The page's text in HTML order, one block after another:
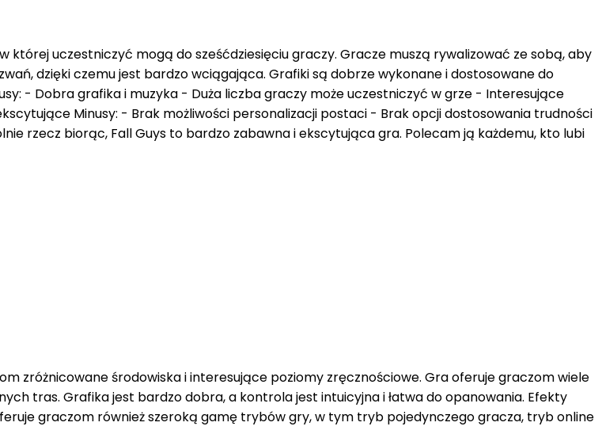
której uczestniczyć mogą do sześćdziesięciu graczy. Gracze muszą rywalizować ze sobą, aby
dzięki czemu jest bardzo wciągająca. Grafiki są dobrze wykonane i dostosowane do
- Dobra grafika i muzyka - Duża liczba graczy może uczestniczyć w grze - Interesujące
Minusy: - Brak możliwości personalizacji postaci - Brak opcji dostosowania trudności
rzecz biorąc, Fall Guys to bardzo zabawna i ekscytująca gra. Polecam ją każdemu, kto lubi
zróżnicowane środowiska i interesujące poziomy zręcznościowe. Gra oferuje graczom wiele
tras. Grafika jest bardzo dobra, a kontrola jest intuicyjna i łatwa do opanowania. Efekty
graczom również szeroką gamę trybów gry, w tym tryb pojedynczego gracza, tryb online